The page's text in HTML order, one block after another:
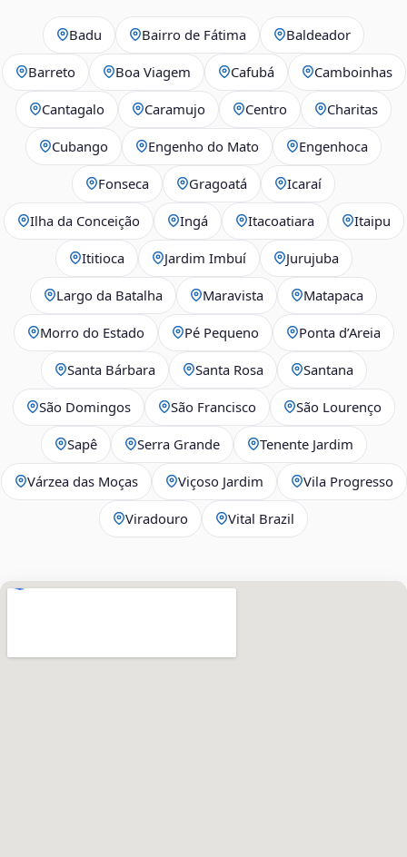
Badu Bairro de Fátima Baldeador
Barreto Boa Viagem Cafubá Camboinhas
Cantagalo Caramujo Centro Charitas
Cubango Engenho do Mato Engenhoca
Fonseca Gragoatá Icaraí
Ilha da Conceição Ingá Itacoatiara Itaipu
Ititioca Jardim Imbuí Jurujuba
Largo da Batalha Maravista Matapaca
Morro do Estado Pé Pequeno Ponta d’Areia
Santa Bárbara Santa Rosa Santana
São Domingos São Francisco São Lourenço
Sapê Serra Grande Tenente Jardim
Várzea das Moças Viçoso Jardim Vila Progresso
Viradouro Vital Brazil